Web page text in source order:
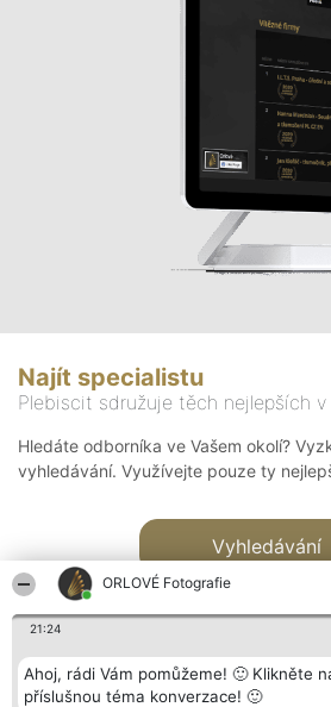
ORLOVÉ Fotografie
21:24
Ahoj, rádi Vám pomůžeme! 🙂 Klikněte
příslušnou téma konverzace! 🙂
Najít specialistu
Plebiscit sdružuje těch nejlepších v
Hledáte odborníka ve Vašem okolí?
vyhledávání. Využívejte pouze ty
Vyhledávání